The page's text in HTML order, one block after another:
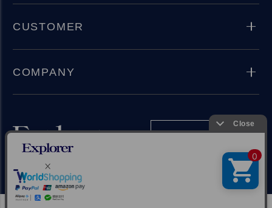
CUSTOMER
COMPANY
Instagram
Copyright(C) 2024 Explorer Inc. All rights reserved.